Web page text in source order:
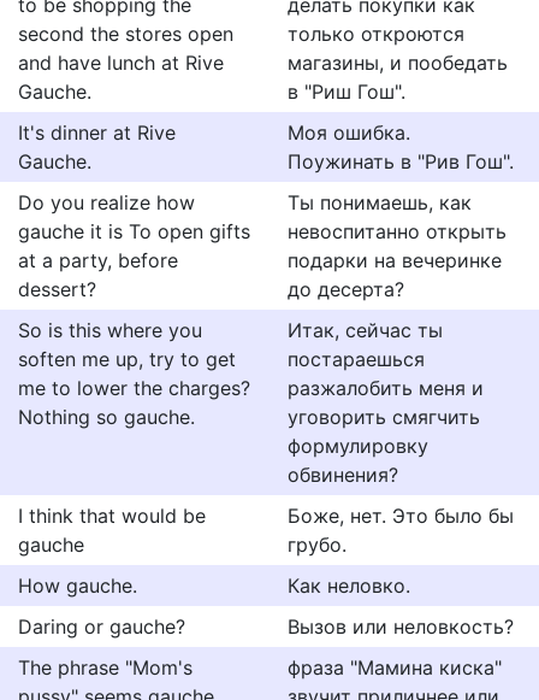
to be shopping the
second the stores open
and have lunch at Rive
Gauche.
делать покупки как
только откроются
магазины, и пообедать
в "Риш Гош".
It's dinner at Rive
Gauche.
Моя ошибка.
Поужинать в "Рив Гош".
Do you realize how
gauche it is To open gifts
at a party, before
dessert?
Ты понимаешь, как
невоспитанно открыть
подарки на вечеринке
до десерта?
So is this where you
soften me up, try to get
me to lower the charges?
Nothing so gauche.
Итак, сейчас ты
постараешься
разжалобить меня и
уговорить смягчить
формулировку
обвинения?
I think that would be
gauche
Боже, нет. Это было бы
грубо.
How gauche.
Как неловко.
Daring or gauche?
Вызов или неловкость?
The phrase "Mom's
фраза "Мамина киска"